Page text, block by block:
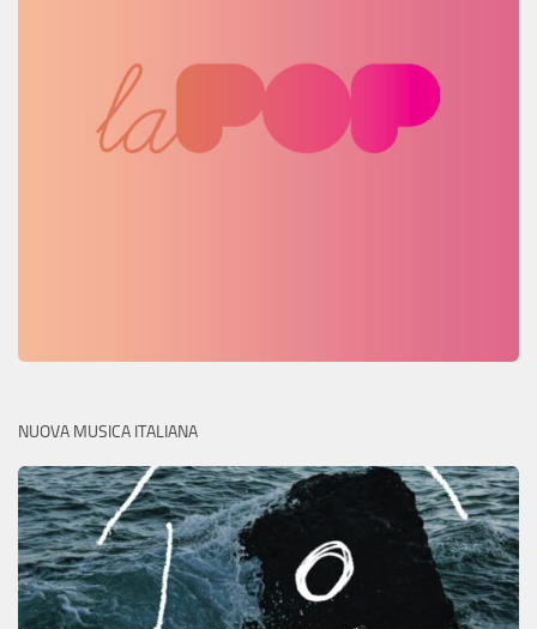
NUOVA MUSICA ITALIANA